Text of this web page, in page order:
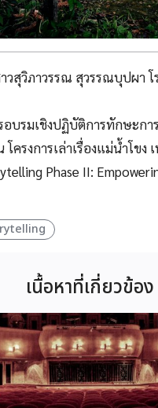
วสุวิภาวรรณ สุวรรณบุปผา โ
อบรมเชิงปฏิบัติการทักษะกา
โครงการเล่าเรื่องแม่น้ำโขง
Phase II:
เนื้อหาที่เกี่ยวข้อง